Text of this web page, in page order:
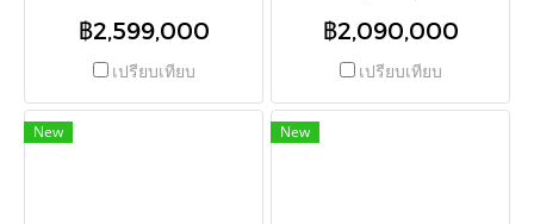
Expandio) ต.คลองหก
โครงการมือ 1 หน้ากว้าง 6
เมตร เนื้อที่เริ่มต้น 25.5 ตร.ว.
พื้นที่ใช้สอยจุใจ 172 ตร.ม.
ฟังก์ชัน 4 ห้องนอน 3 ห้องน้ำ
฿2,599,000
เปรียบเทียบ
ABAC) จาก Land & Houses
110 ตร.ม. ฟังก์ชันลงตัว 2 ห้อง
นอน 3 ห้องน้ำ 1 ที่จอดรถ
ภายในสภาพดีเยี่ยม ของแถมจัด
เต็มพร้อมเข้าอยู่ ทั้งแอร์ 3
฿2,090,000
เปรียบเทียบ
New New